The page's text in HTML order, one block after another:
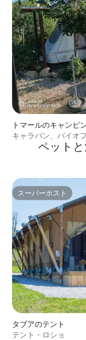
トマールのキャンピ
キャラバン、バイオ
ペット
スーパーホスト
スーパーホスト
タブアのテント
テント・ロショ